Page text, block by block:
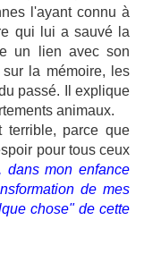
l'ayant connu à
qui lui a sauvé la
un lien avec son
la mémoire, les
passé. Il explique
animaux.
terrible, parce que
pour tous ceux
dans mon enfance
de mes
chose" de cette